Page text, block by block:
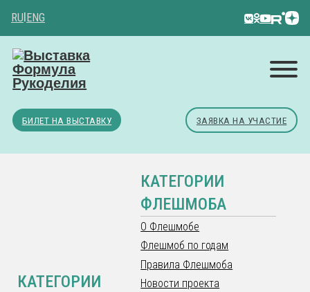
RU ENG
БИЛЕТ НА ВЫСТАВКУ ЗАЯВКА НА УЧАСТИЕ
КАТЕГОРИИ
КАТЕГОРИИ
ФЛЕШМОБА
О Флешмобе
Флешмоб по годам
Правила Флешмоба
Новости проекта